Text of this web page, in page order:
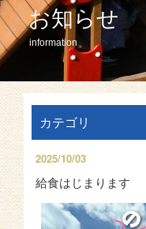
お知らせ
information
カテゴリ
2025/10/03
給食はじまります